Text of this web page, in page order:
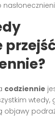
?
codziennie
wtedy,
objawy